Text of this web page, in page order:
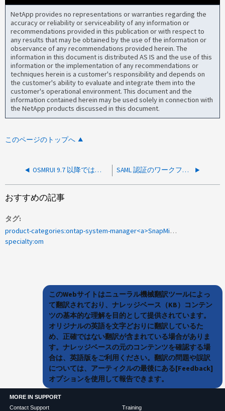
NetApp provides no representations or warranties regarding the
accuracy or reliability or serviceability of any information or
recommendations provided in this publication or with respect to
any results that may be obtained by the use of the information or
observance of any recommendations provided herein. The
information in this document is distributed AS IS and the use of this
information or the implementation of any recommendations or
techniques herein is a customer's responsibility and depends on
the customer's ability to evaluate and integrate them into the
customer's operational environment. This document and the
information contained herein may be used solely in connection with
the NetApp products discussed in this document.
このページのトップへ
OSMRUI 9.7 以降では、保護関係でスケジュールを none に設定できません SAML 認証のワークフローを理解している
おすすめの記事
タグ
product-categories:ontap-system-manager<a>SnapMirror</a><a>200938681</a><a>による保護</a>
specialty:om
このWebサイトはニューラル機械翻訳ツールによっ
て翻訳されており、ナレッジベース（KB）コンテン
ツの基本的な理解を目的として提供されています。
オリジナルの英語を文字どおりに翻訳しているた
め、正確ではない翻訳が含まれている場合がありま
す。ナレッジベースの元のコンテンツを確認する場
合は、英語版をご利用ください。翻訳の問題や誤訳
については、アーティクルの最後にある[Feedback]
オプションを使用して報告できます。
MORE IN SUPPORT
Contact Support
Training